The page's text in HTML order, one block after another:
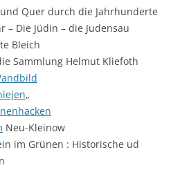
Quer durch die Jahrhunderte
– Die Jüdin – die Judensau
Bleich
Sammlung Helmut Kliefoth
„
Neu-Kleinow
im Grünen : Historische ud